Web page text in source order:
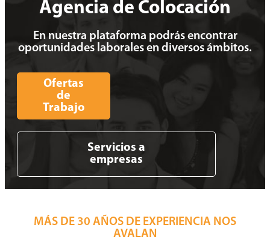
Agencia de Colocación
En nuestra plataforma podrás encontrar
oportunidades laborales en diversos ámbitos.
Ofertas
de
Trabajo
Servicios a
empresas
MÁS DE 30 AÑOS DE EXPERIENCIA NOS
AVALAN